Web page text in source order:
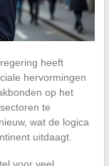
heeft
hervormingen
op het
te
wat de logica
uitdaagt.